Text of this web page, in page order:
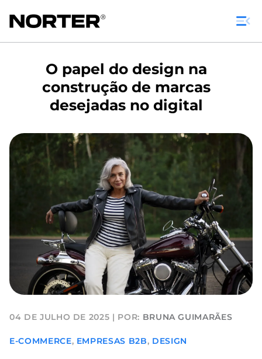
O papel do design na
construção de marcas
desejadas no digital
04 DE JULHO DE 2025 | POR: BRUNA GUIMARÃES
E-COMMERCE, EMPRESAS B2B, DESIGN